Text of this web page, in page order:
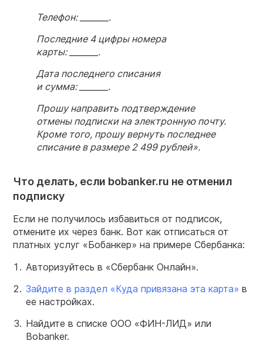
Телефон: _______.
Последние 4 цифры номера
карты: _______.
Дата последнего списания
и сумма: _______.
Прошу направить подтверждение
отмены подписки на электронную почту.
Кроме того, прошу вернуть последнее
списание в размере 2 499 рублей».
Что делать, если bobanker.ru не отменил
подписку
Если не получилось избавиться от подписок,
отмените их через банк. Вот как отписаться от
платных услуг «Бобанкер» на примере Сбербанка:
Авторизуйтесь в «Сбербанк Онлайн».
Зайдите в раздел «Куда привязана эта карта» в
ее настройках.
Найдите в списке ООО «ФИН-ЛИД» или
Bobanker.